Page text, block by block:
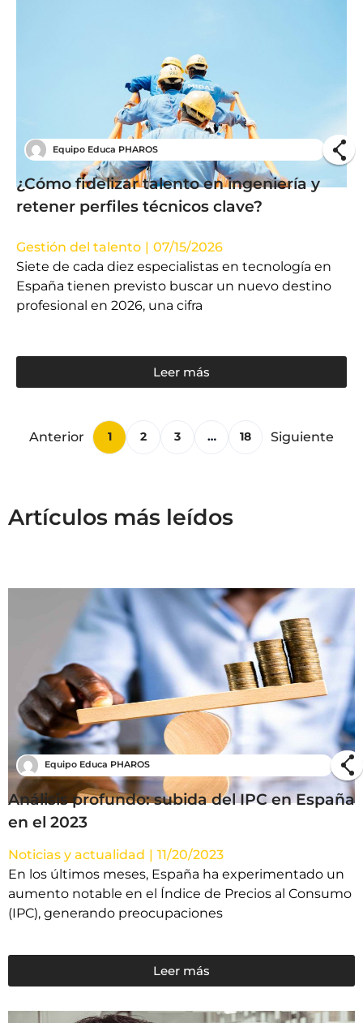
Equipo Educa PHAROS
¿Cómo fidelizar talento en ingeniería y
retener perfiles técnicos clave?
Gestión del talento | 07/15/2026
Siete de cada diez especialistas en tecnología en
España tienen previsto buscar un nuevo destino
profesional en 2026, una cifra
Leer más
Anterior 1 2 3 … 18 Siguiente
Artículos más leídos
Equipo Educa PHAROS
Análisis profundo: subida del IPC en España
en el 2023
Noticias y actualidad | 11/20/2023
En los últimos meses, España ha experimentado un
aumento notable en el Índice de Precios al Consumo
(IPC), generando preocupaciones
Leer más